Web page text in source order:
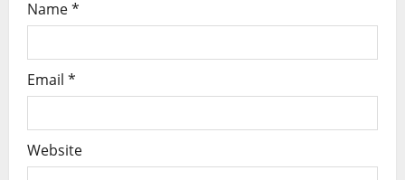
Name*
Email *
Website